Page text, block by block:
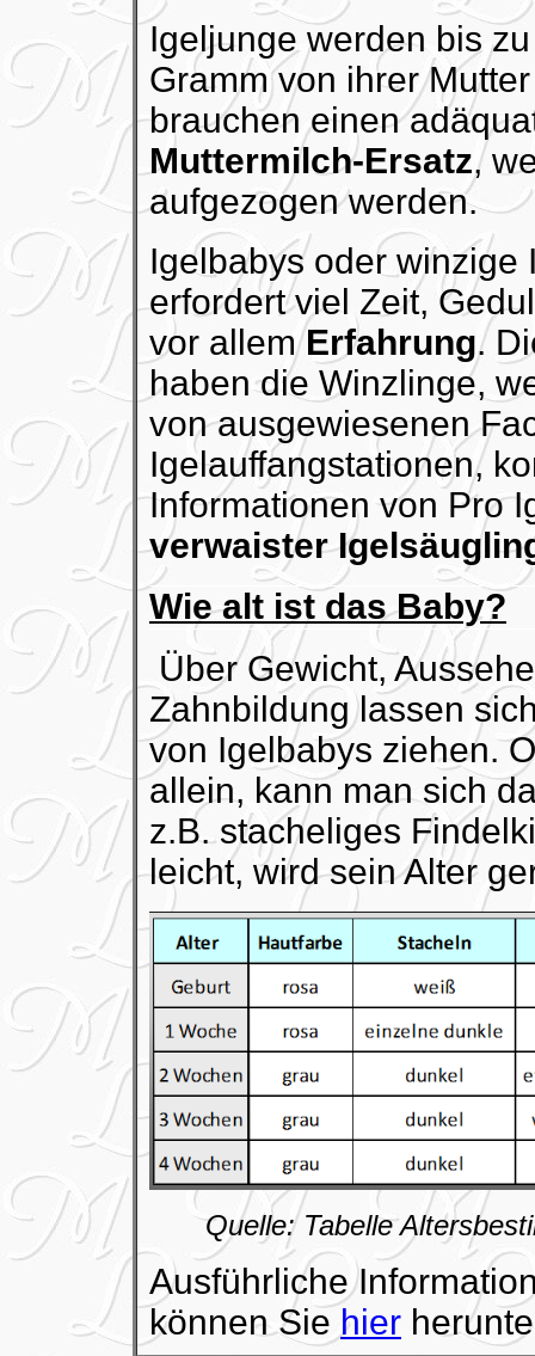
Igeljunge werden bis
Gramm von ihrer
brauchen einen
Muttermilch-Ersatz,
aufgezogen werden.
Igelbabys oder
erfordert viel Zeit,
vor allemErfahrung.
haben die Winzlinge,
von ausgewiesenen
Igelauffangstationen,
Informationen von Pro
verwaister
Wie alt ist das Baby?
Über Gewicht,
Zahnbildung lassen
von Igelbabys ziehen.
allein, kann man sich
z.B. stacheliges
leicht, wird sein Alter
Quelle: Tabelle
Ausführliche
können Sie hier